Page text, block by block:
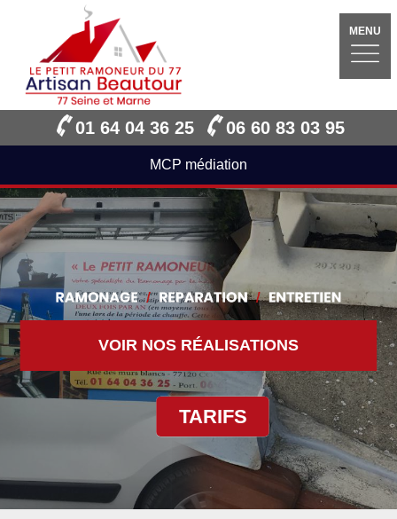
MENU
01 64 04 36 25 06 60 83 03 95
MCP médiation
VOIR NOS RÉALISATIONS
TARIFS